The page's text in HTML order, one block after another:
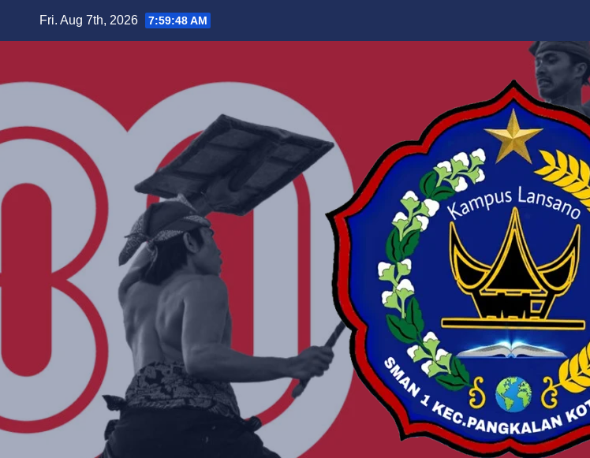
Fri. Aug 7th, 2026 7:59:49 AM